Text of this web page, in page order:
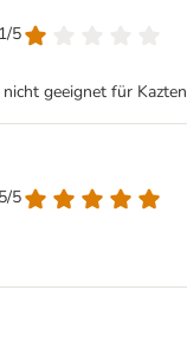
5
geeignet für Kazten
5